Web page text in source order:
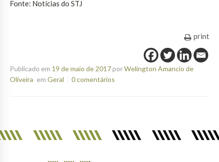
Fonte: Notícias do STJ
print
Publicado em 19 de maio de 2017porWelington Amancio de
Oliveira em Geral 0 comentários